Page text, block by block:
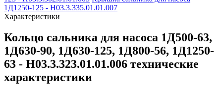
1Д1250-125 - Н03.3.335.01.01.007
Характеристики
Кольцо сальника для насоса 1Д500-63,
1Д630-90, 1Д630-125, 1Д800-56, 1Д1250-
63 - Н03.3.323.01.01.006 технические
характеристики